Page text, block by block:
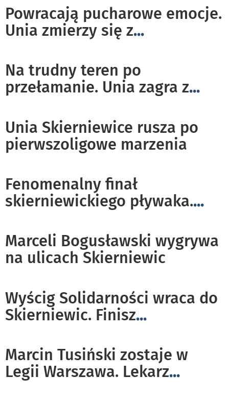
Powracają pucharowe emocje.
Unia zmierzy się z...
Na trudny teren po
przełamanie. Unia zagra z...
Unia Skierniewice rusza po
pierwszoligowe marzenia
Fenomenalny finał
skierniewickiego pływaka....
Marceli Bogusławski wygrywa
na ulicach Skierniewic
Wyścig Solidarności wraca do
Skierniewic. Finisz...
Marcin Tusiński zostaje w
Legii Warszawa. Lekarz...